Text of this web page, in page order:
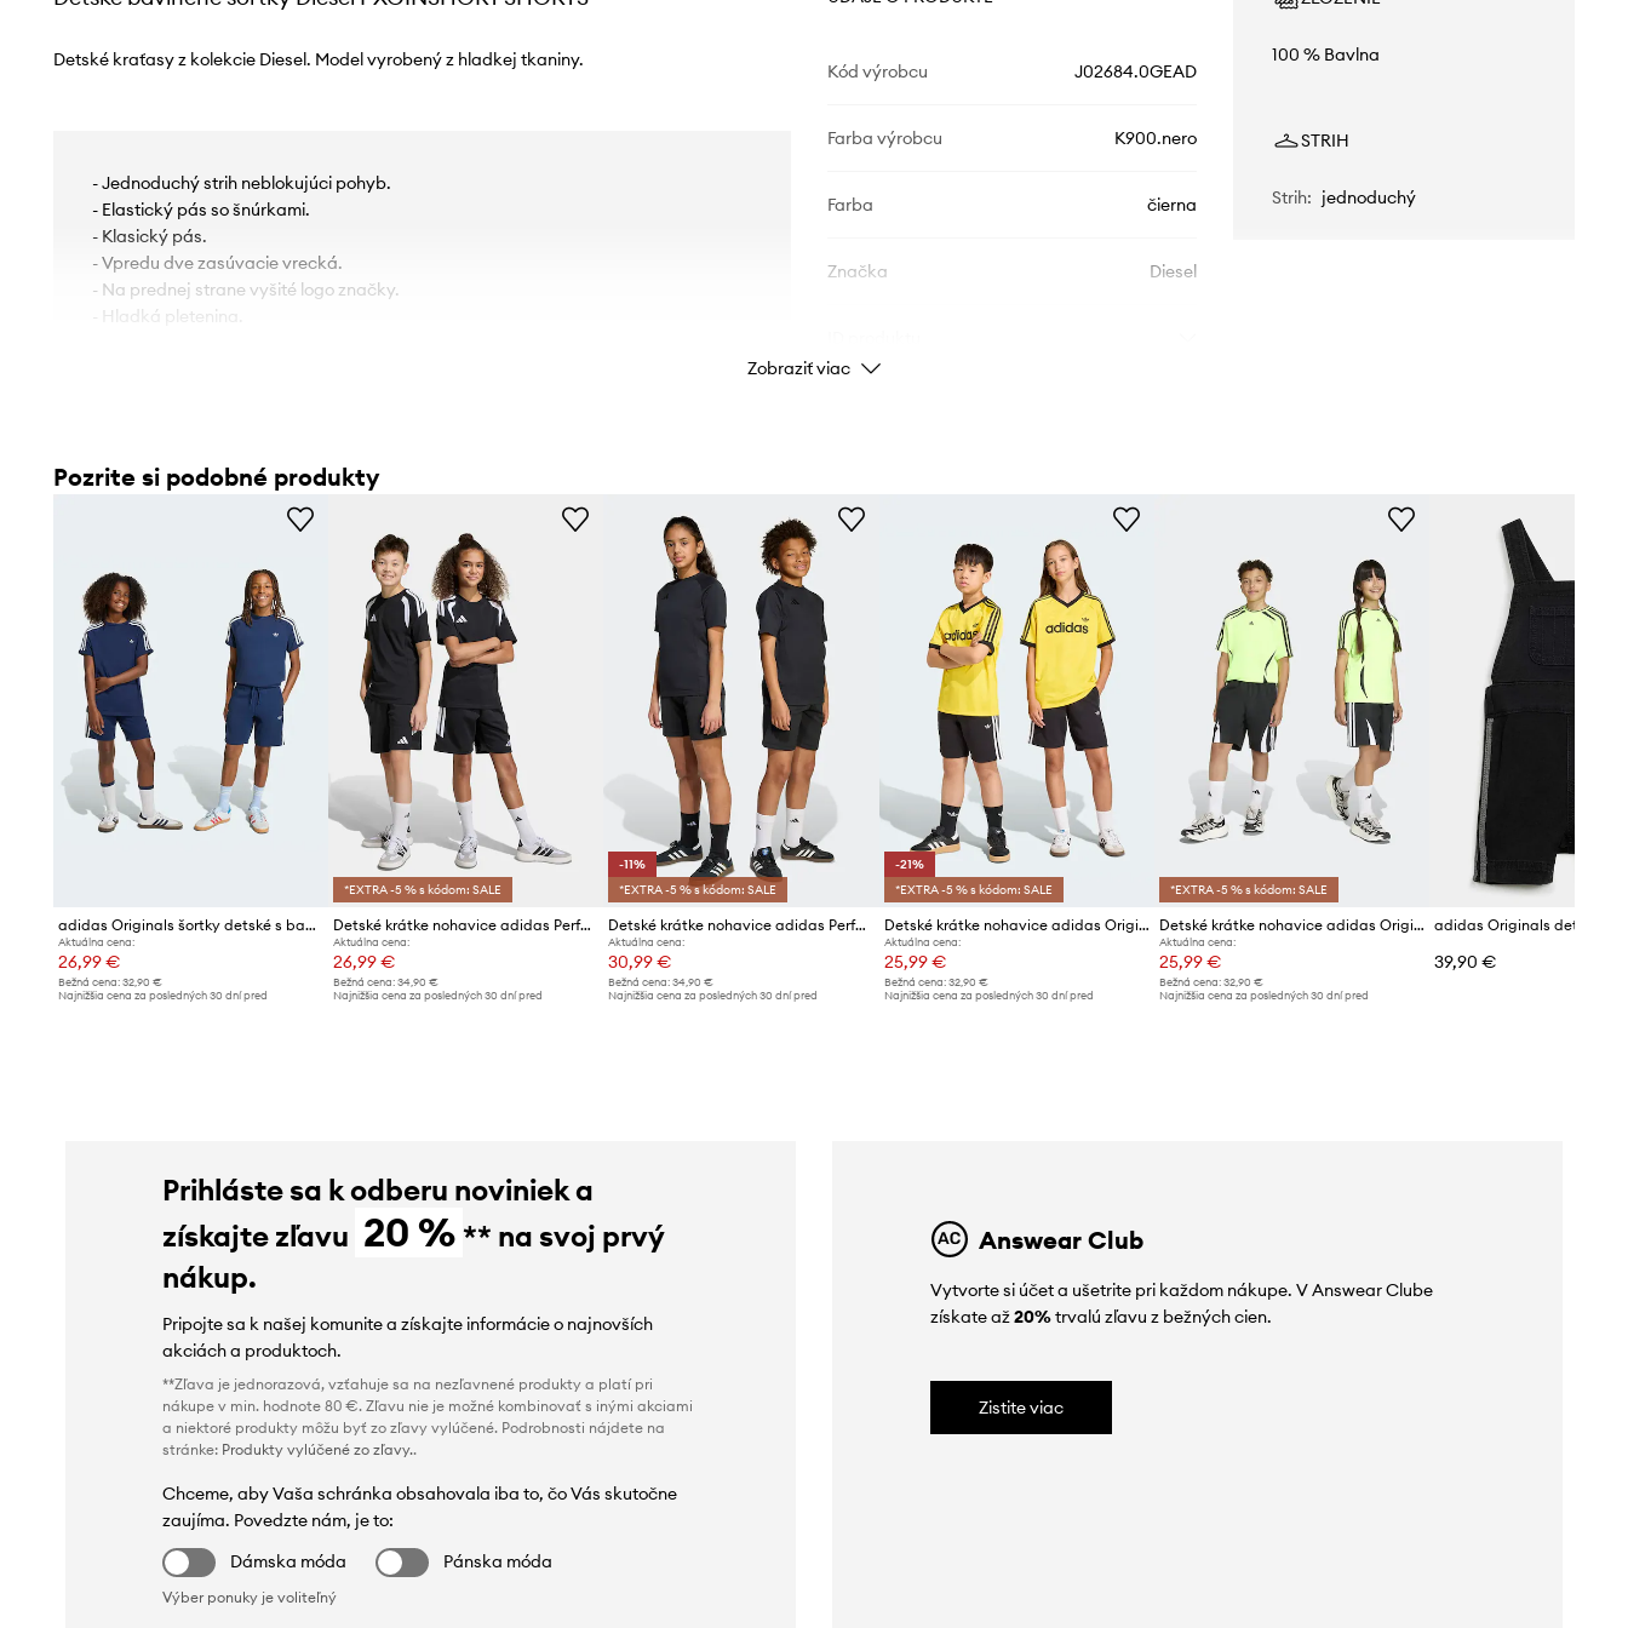
Detské kraťasy z kolekcie Diesel. Model vyrobený z hladkej tkaniny.
- Jednoduchý strih neblokujúci pohyb.
- Elastický pás so šnúrkami.
- Klasický pás.
- Vpredu dve zasúvacie vrecká.
- Na prednej strane vyšité logo značky.
- Hladká pletenina.
Kód výrobcu J02684.0GEAD
Farba výrobcu K900.nero
Farba čierna
Značka Diesel
100 % Bavlna
STRIH
Strih: jednoduchý
Zobraziť viac
Pozrite si podobné produkty
adidas Originals šortky detské s bavlnou
Aktuálna cena:
26,99 €
Bežná cena: 32,90 €
Najnižšia cena za posledných 30 dní pred
*EXTRA -5 % s kódom: SALE
Detské krátke nohavice adidas Performance
Aktuálna cena:
26,99 €
Bežná cena:34,90 €
Najnižšia cena za posledných 30 dní pred
-11%
*EXTRA -5 % s kódom: SALE
Detské krátke nohavice adidas Performance
Aktuálna cena:
30,99 €
Bežná cena: 34,90 €
Najnižšia cena za posledných 30 dní pred
-21%
*EXTRA -5 % s kódom: SALE
Detské krátke nohavice adidas Originals
Aktuálna cena:
25,99 €
Bežná cena: 32,90 €
Najnižšia cena za posledných 30 dní pred
*EXTRA -5 % s kódom: SALE
Detské krátke nohavice adidas Originals
Aktuálna cena:
25,99 €
Bežná cena:32,90 €
Najnižšia cena za posledných 30 dní pred
adidas Originals detské
39,90 €
Prihláste sa k odberu noviniek a
získajte zľavu 20 % ** na svoj prvý
nákup.
Pripojte sa k našej komunite a získajte informácie o najnovších
akciách a produktoch.
**Zľava je jednorazová, vzťahuje sa na nezľavnené produkty a platí pri
nákupe v min. hodnote 80 €. Zľavu nie je možné kombinovať s inými akciami
a niektoré produkty môžu byť zo zľavy vylúčené. Podrobnosti nájdete na
stránke: Produkty vylúčené zo zľavy..
Chceme, aby Vaša schránka obsahovala iba to, čo Vás skutočne
zaujíma. Povedzte nám, je to:
Dámska móda
Pánska móda
Výber ponuky je voliteľný
Answear Club
Vytvorte si účet a ušetrite pri každom nákupe. V Answear Clube
získate až20%trvalú zľavu z bežných cien.
Zistite viac